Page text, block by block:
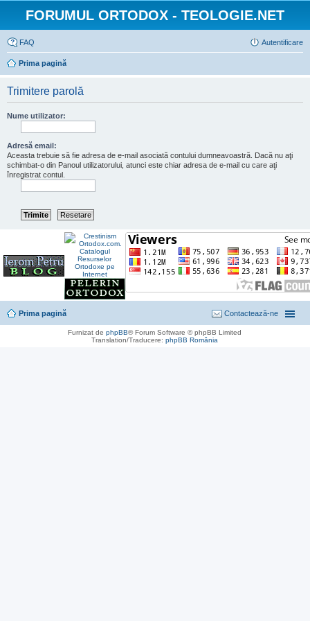
FORUMUL ORTODOX - TEOLOGIE.NET
FAQ Autentificare
Prima pagină
Trimitere parolă
Nume utilizator:
Adresă email:
Aceasta trebuie să fie adresa de e-mail asociată contului dumneavoastră. Dacă nu aţi
schimbat-o din Panoul utilizatorului, atunci este chiar adresa de e-mail cu care aţi
înregistrat contul.
Prima pagină Contactează-ne
Furnizat dephpBB® Forum Software © phpBB Limited
Translation/Traducere:phpBB România